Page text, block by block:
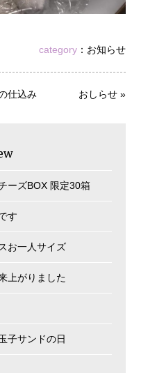
category ： お知らせ
仕込み おしらせ »
ーズBOX 限定30箱
す
お一人サイズ
上がりました
子サンドの日